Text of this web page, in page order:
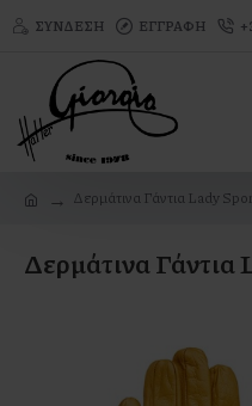
ΣΎΝΔΕΣΗ ΕΓΓΡΑΦΉ
Δερμάτινα Γάντια Lady
Δερμάτινα Γάντια